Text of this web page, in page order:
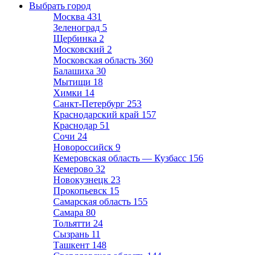
Выбрать город
Москва 431
Зеленоград 5
Щербинка 2
Московский 2
Московская область 360
Балашиха 30
Мытищи 18
Химки 14
Санкт-Петербург 253
Краснодарский край 157
Краснодар 51
Сочи 24
Новороссийск 9
Кемеровская область — Кузбасс 156
Кемерово 32
Новокузнецк 23
Прокопьевск 15
Самарская область 155
Самара 80
Тольятти 24
Сызрань 11
Ташкент 148